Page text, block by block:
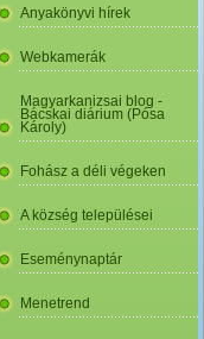
Anyakönyvi hírek
Webkamerák
Magyarkanizsai blog -
Bácskai diárium (Pósa
Károly)
Fohász a déli végeken
A község települései
Eseménynaptár
Menetrend